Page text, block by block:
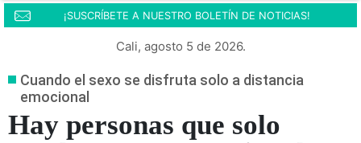
¡SUSCRÍBETE A NUESTRO BOLETÍN DE NOTICIAS!
Cali, agosto 5 de 2026.
Cuando el sexo se disfruta solo a distancia
emocional
Hay personas que solo